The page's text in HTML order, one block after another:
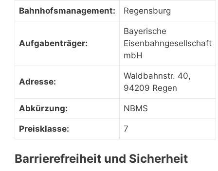
Bahnhofsmanagement: Regensburg
Aufgabenträger:
Bayerische
Eisenbahngesellschaft
mbH
Adresse:
Waldbahnstr. 40,
94209 Regen
Abkürzung: NBMS
Preisklasse: 7
Barrierefreiheit und Sicherheit